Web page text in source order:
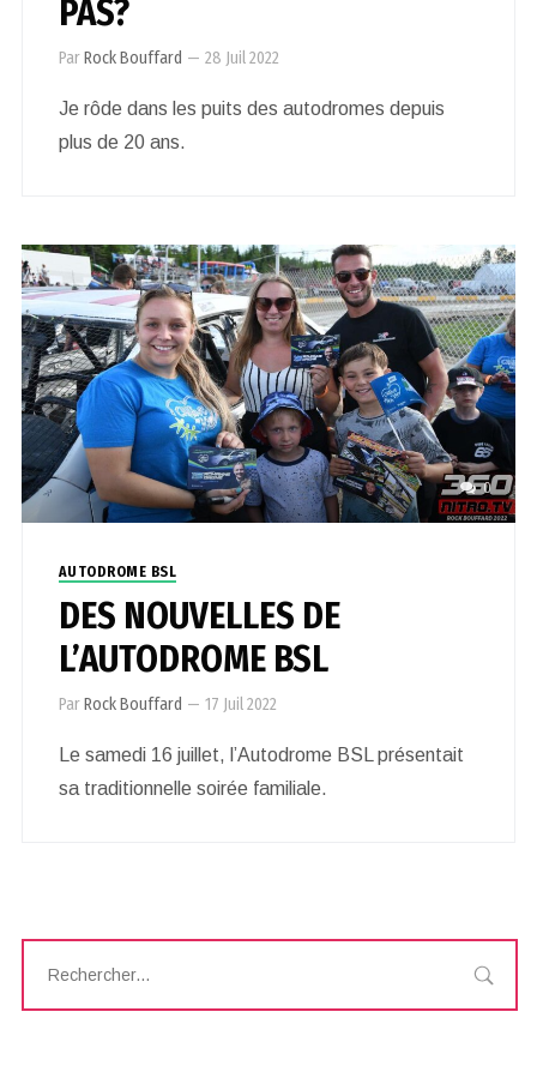
PAS?
ParRock Bouffard — 28 Juil 2022
Je rôde dans les puits des autodromes depuis
plus de 20 ans.
0
AUTODROME BSL
DES NOUVELLES DE
L’AUTODROME BSL
ParRock Bouffard — 17 Juil 2022
Le samedi 16 juillet, l’Autodrome BSL présentait
sa traditionnelle soirée familiale.